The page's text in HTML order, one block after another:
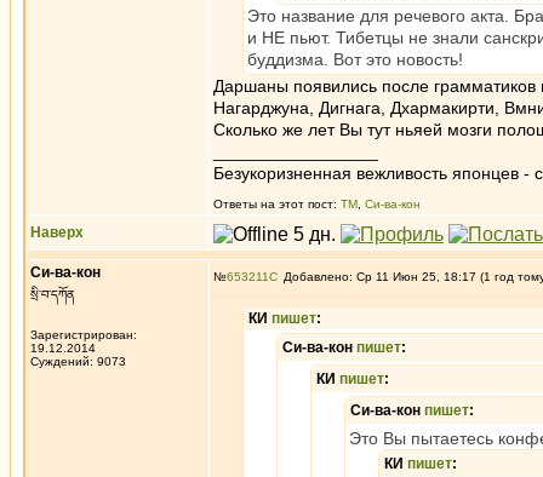
Это название для речевого акта.
и НЕ пьют. Тибетцы не знали
буддизма. Вот это новость!
Даршаны появились после грамматиков
Нагарджуна, Дигнага, Дхармакирти,
Сколько же лет Вы тут ньяей мозги
Безукоризненная вежливость японцев -
Ответы на этот пост: ТМ Си-ва-кон
Наверх
Си-ва-кон
སྲི་བ་དཀོན
Зарегистрирован:
19.12.2014
Суждений: 9073
№653211 Добавлено: Ср 11 Июн 25, 18:17 (1 год
КИ пишет:
Си-ва-кон пишет:
КИ пишет:
Си-ва-кон пишет:
Это Вы пытаетесь
КИ пишет: